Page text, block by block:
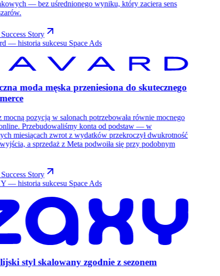
— bez uśrednionego wyniku, który zaciera sens
Story
moda męska przeniesiona do skutecznego
mocną pozycją w salonach potrzebowała równie mocnego
Przebudowaliśmy konta od podstaw — w
miesiącach zwrot z wydatków przekroczył dwukrotność
a sprzedaż z Meta podwoiła się przy podobnym
Story
styl skalowany zgodnie z sezonem